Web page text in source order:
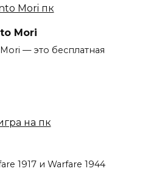
Mori
— это бесплатная
1917 и Warfare 1944